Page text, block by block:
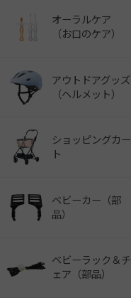
オーラルケア
（お口のケア）
アウトドアグッズ
（ヘルメット）
ショッピングカー
ト
ベビーカー（部
品）
ベビーラック＆チ
ェア（部品）